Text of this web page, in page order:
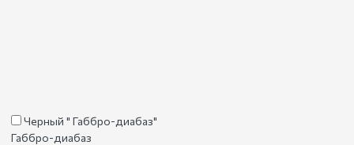
Черный " Габбро-диабаз"
Габбро-диабаз